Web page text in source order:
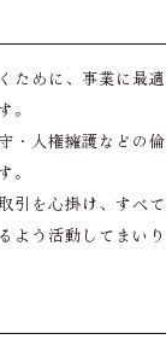
ために、事業に最適
。
・人権擁護などの倫
。
引を心掛け、すべて
よう活動してまいり